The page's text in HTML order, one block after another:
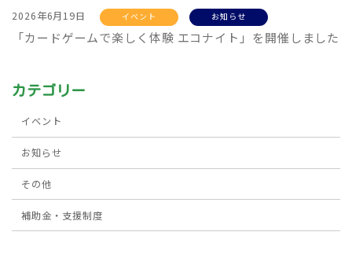
2026年6月19日 イベント お知らせ
「カードゲームで楽しく体験 エコナイト」を開催しました
カテゴリー
イベント
お知らせ
その他
補助金・支援制度